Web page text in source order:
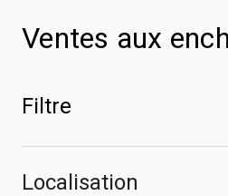
Ventes aux
Filtre
Localisation